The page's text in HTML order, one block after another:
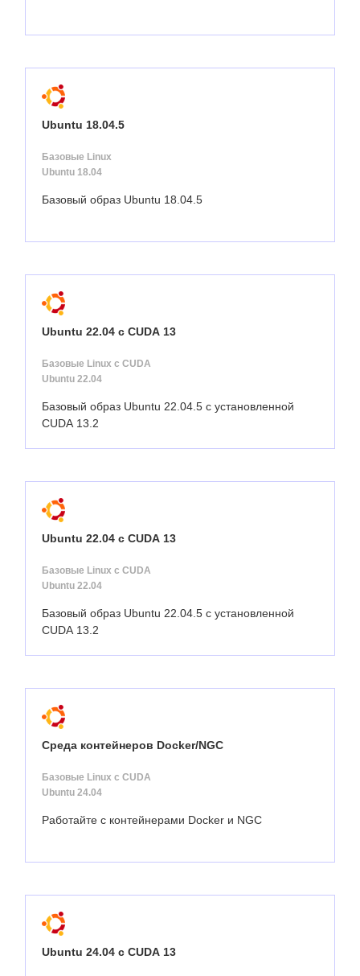
Ubuntu 18.04.5
Базовые Linux
Ubuntu 18.04
Базовый образ Ubuntu 18.04.5
Ubuntu 22.04 с CUDA 13
Базовые Linux с CUDA
Ubuntu 22.04
Базовый образ Ubuntu 22.04.5 с установленной
CUDA 13.2
Ubuntu 22.04 с CUDA 13
Базовые Linux с CUDA
Ubuntu 22.04
Базовый образ Ubuntu 22.04.5 с установленной
CUDA 13.2
Среда контейнеров Docker/NGC
Базовые Linux с CUDA
Ubuntu 24.04
Работайте с контейнерами Docker и NGC
Ubuntu 24.04 с CUDA 13